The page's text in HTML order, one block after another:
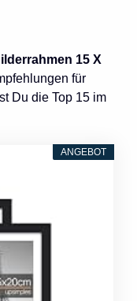
15 X
für
Du die Top 15 im
ANGEBOT